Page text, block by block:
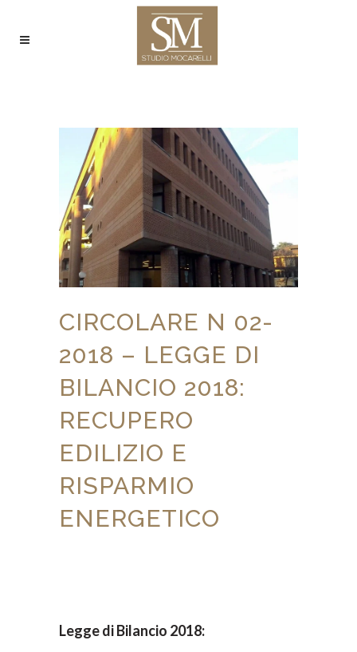
CIRCOLARE N 02-
2018 – LEGGE DI
BILANCIO 2018:
RECUPERO
EDILIZIO E
RISPARMIO
ENERGETICO
Legge di Bilancio 2018: